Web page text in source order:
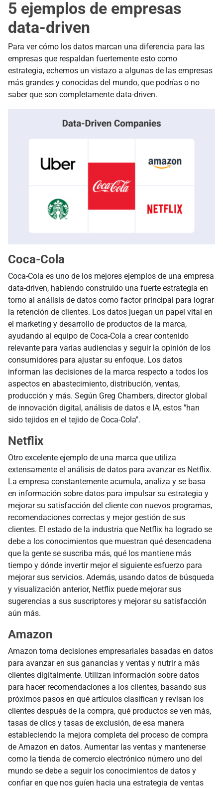
5 ejemplos de empresas
data-driven
Para ver cómo los datos marcan una diferencia para las
empresas que respaldan fuertemente esto como
estrategia, echemos un vistazo a algunas de las empresas
más grandes y conocidas del mundo, que podrías o no
saber que son completamente data-driven.
Coca-Cola
Coca-Cola es uno de los mejores ejemplos de una empresa
data-driven, habiendo construido una fuerte estrategia en
torno al análisis de datos como factor principal para lograr
la retención de clientes. Los datos juegan un papel vital en
el marketing y desarrollo de productos de la marca,
ayudando al equipo de Coca-Cola a crear contenido
relevante para varias audiencias y seguir la opinión de los
consumidores para ajustar su enfoque. Los datos
informan las decisiones de la marca respecto a todos los
aspectos en abastecimiento, distribución, ventas,
producción y más. Según Greg Chambers, director global
de innovación digital, análisis de datos e IA, estos "han
sido tejidos en el tejido de Coca-Cola".
Netflix
Otro excelente ejemplo de una marca que utiliza
extensamente el análisis de datos para avanzar es Netflix.
La empresa constantemente acumula, analiza y se basa
en información sobre datos para impulsar su estrategia y
mejorar su satisfacción del cliente con nuevos programas,
recomendaciones correctas y mejor gestión de sus
clientes. El estado de la industria que Netflix ha logrado se
debe a los conocimientos que muestran qué desencadena
que la gente se suscriba más, qué los mantiene más
tiempo y dónde invertir mejor el siguiente esfuerzo para
mejorar sus servicios. Además, usando datos de búsqueda
y visualización anterior, Netflix puede mejorar sus
sugerencias a sus suscriptores y mejorar su satisfacción
aún más.
Amazon
Amazon toma decisiones empresariales basadas en datos
para avanzar en sus ganancias y ventas y nutrir a más
clientes digitalmente. Utilizan información sobre datos
para hacer recomendaciones a los clientes, basando sus
próximos pasos en qué artículos clasifican y revisan los
clientes después de la compra, qué productos se ven más,
tasas de clics y tasas de exclusión, de esa manera
estableciendo la mejora completa del proceso de compra
de Amazon en datos. Aumentar las ventas y mantenerse
como la tienda de comercio electrónico número uno del
mundo se debe a seguir los conocimientos de datos y
confiar en que nos guíen hacia una estrategia de ventas